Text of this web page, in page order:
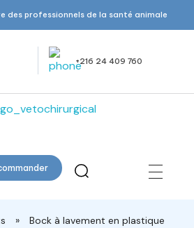
des professionnels de la santé animale
+216 24 409 760
»
Bock à lavement en plastique